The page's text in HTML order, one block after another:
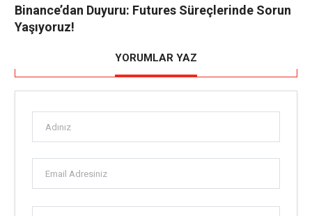
Binance’dan Duyuru: Futures Süreçlerinde Sorun
Yaşıyoruz!
YORUMLAR YAZ